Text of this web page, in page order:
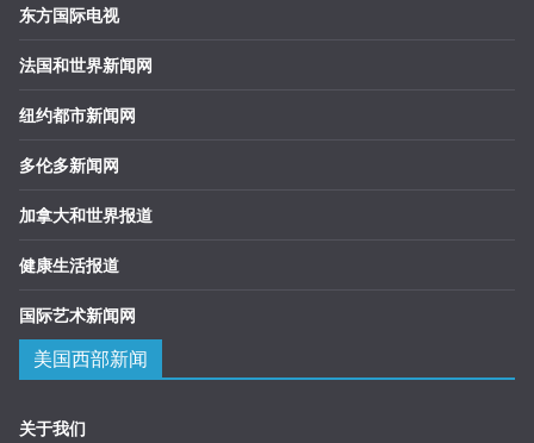
东方国际电视
法国和世界新闻网
纽约都市新闻网
多伦多新闻网
加拿大和世界报道
健康生活报道
国际艺术新闻网
美国西部新闻
关于我们